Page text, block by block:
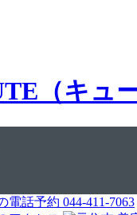
044-411-7063